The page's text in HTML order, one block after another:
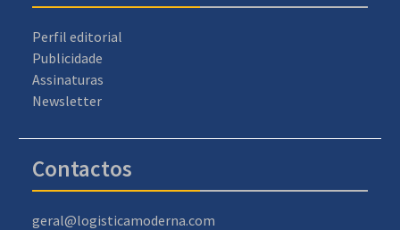
Perfil editorial
Publicidade
Assinaturas
Newsletter
Contactos
geral@logisticamoderna.com